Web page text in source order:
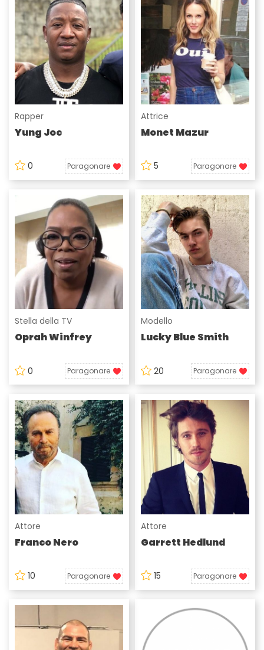
Rapper
Yung Joc
0 Paragonare
Attrice
Monet Mazur
5 Paragonare
Stella della TV
Oprah Winfrey
0 Paragonare
Modello
Lucky Blue Smith
20 Paragonare
Attore
Franco Nero
10 Paragonare
Attore
Garrett Hedlund
15 Paragonare